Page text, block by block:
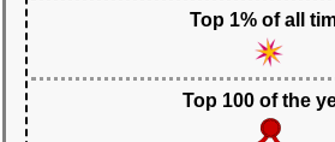
Top 1% of all
Top 100 of the